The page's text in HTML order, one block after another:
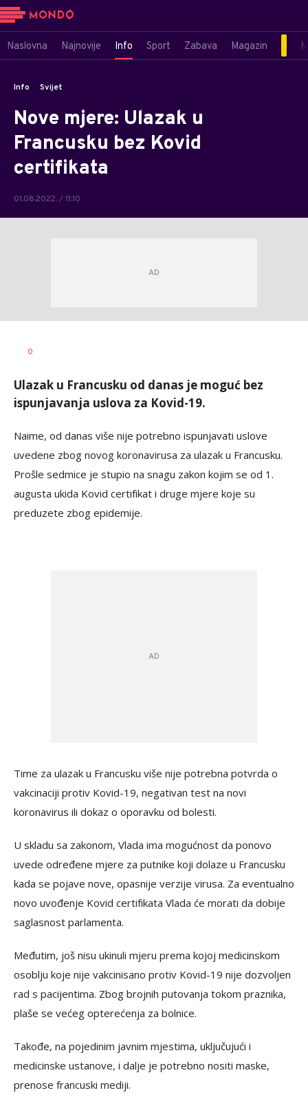
Naslovna Najnovije Info Sport Zabava Magazin
Info Svijet
Nove mjere: Ulazak u
Francusku bez Kovid
certifikata
01.08.2022. / 11:10
AUTOR
0
Ulazak u Francusku od danas je moguć bez
ispunjavanja uslova za Kovid-19.
Naime, od danas više nije potrebno ispunjavati uslove
uvedene zbog novog koronavirusa za ulazak u Francusku.
Prošle sedmice je stupio na snagu zakon kojim se od 1.
augusta ukida Kovid certifikat i druge mjere koje su
preduzete zbog epidemije.
Time za ulazak u Francusku više nije potrebna potvrda o
vakcinaciji protiv Kovid-19, negativan test na novi
koronavirus ili dokaz o oporavku od bolesti.
U skladu sa zakonom, Vlada ima mogućnost da ponovo
uvede određene mjere za putnike koji dolaze u Francusku
kada se pojave nove, opasnije verzije virusa. Za eventualno
novo uvođenje Kovid certifikata Vlada će morati da dobije
saglasnost parlamenta.
Međutim, još nisu ukinuli mjeru prema kojoj medicinskom
osoblju koje nije vakcinisano protiv Kovid-19 nije dozvoljen
rad s pacijentima. Zbog brojnih putovanja tokom praznika,
plaše se većeg opterećenja za bolnice.
Takođe, na pojedinim javnim mjestima, uključujući i
medicinske ustanove, i dalje je potrebno nositi maske,
prenose francuski mediji.